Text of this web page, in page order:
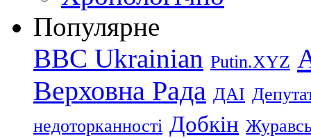
Популярне
BBC Ukrainian Putin.XYZ
Верховна Рада ДАІ
недоторканності Добкін